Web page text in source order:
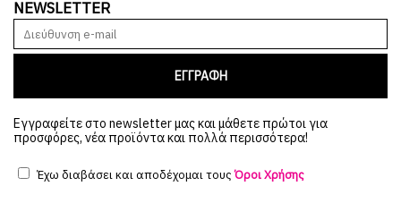
NEWSLETTER
ΕΓΓΡΑΦΗ
Εγγραφείτε στο newsletter μας και μάθετε πρώτοι για
προσφόρες, νέα προϊόντα και πολλά περισσότερα!
Έχω διαβάσει και αποδέχομαι τουςΌροι Χρήσης